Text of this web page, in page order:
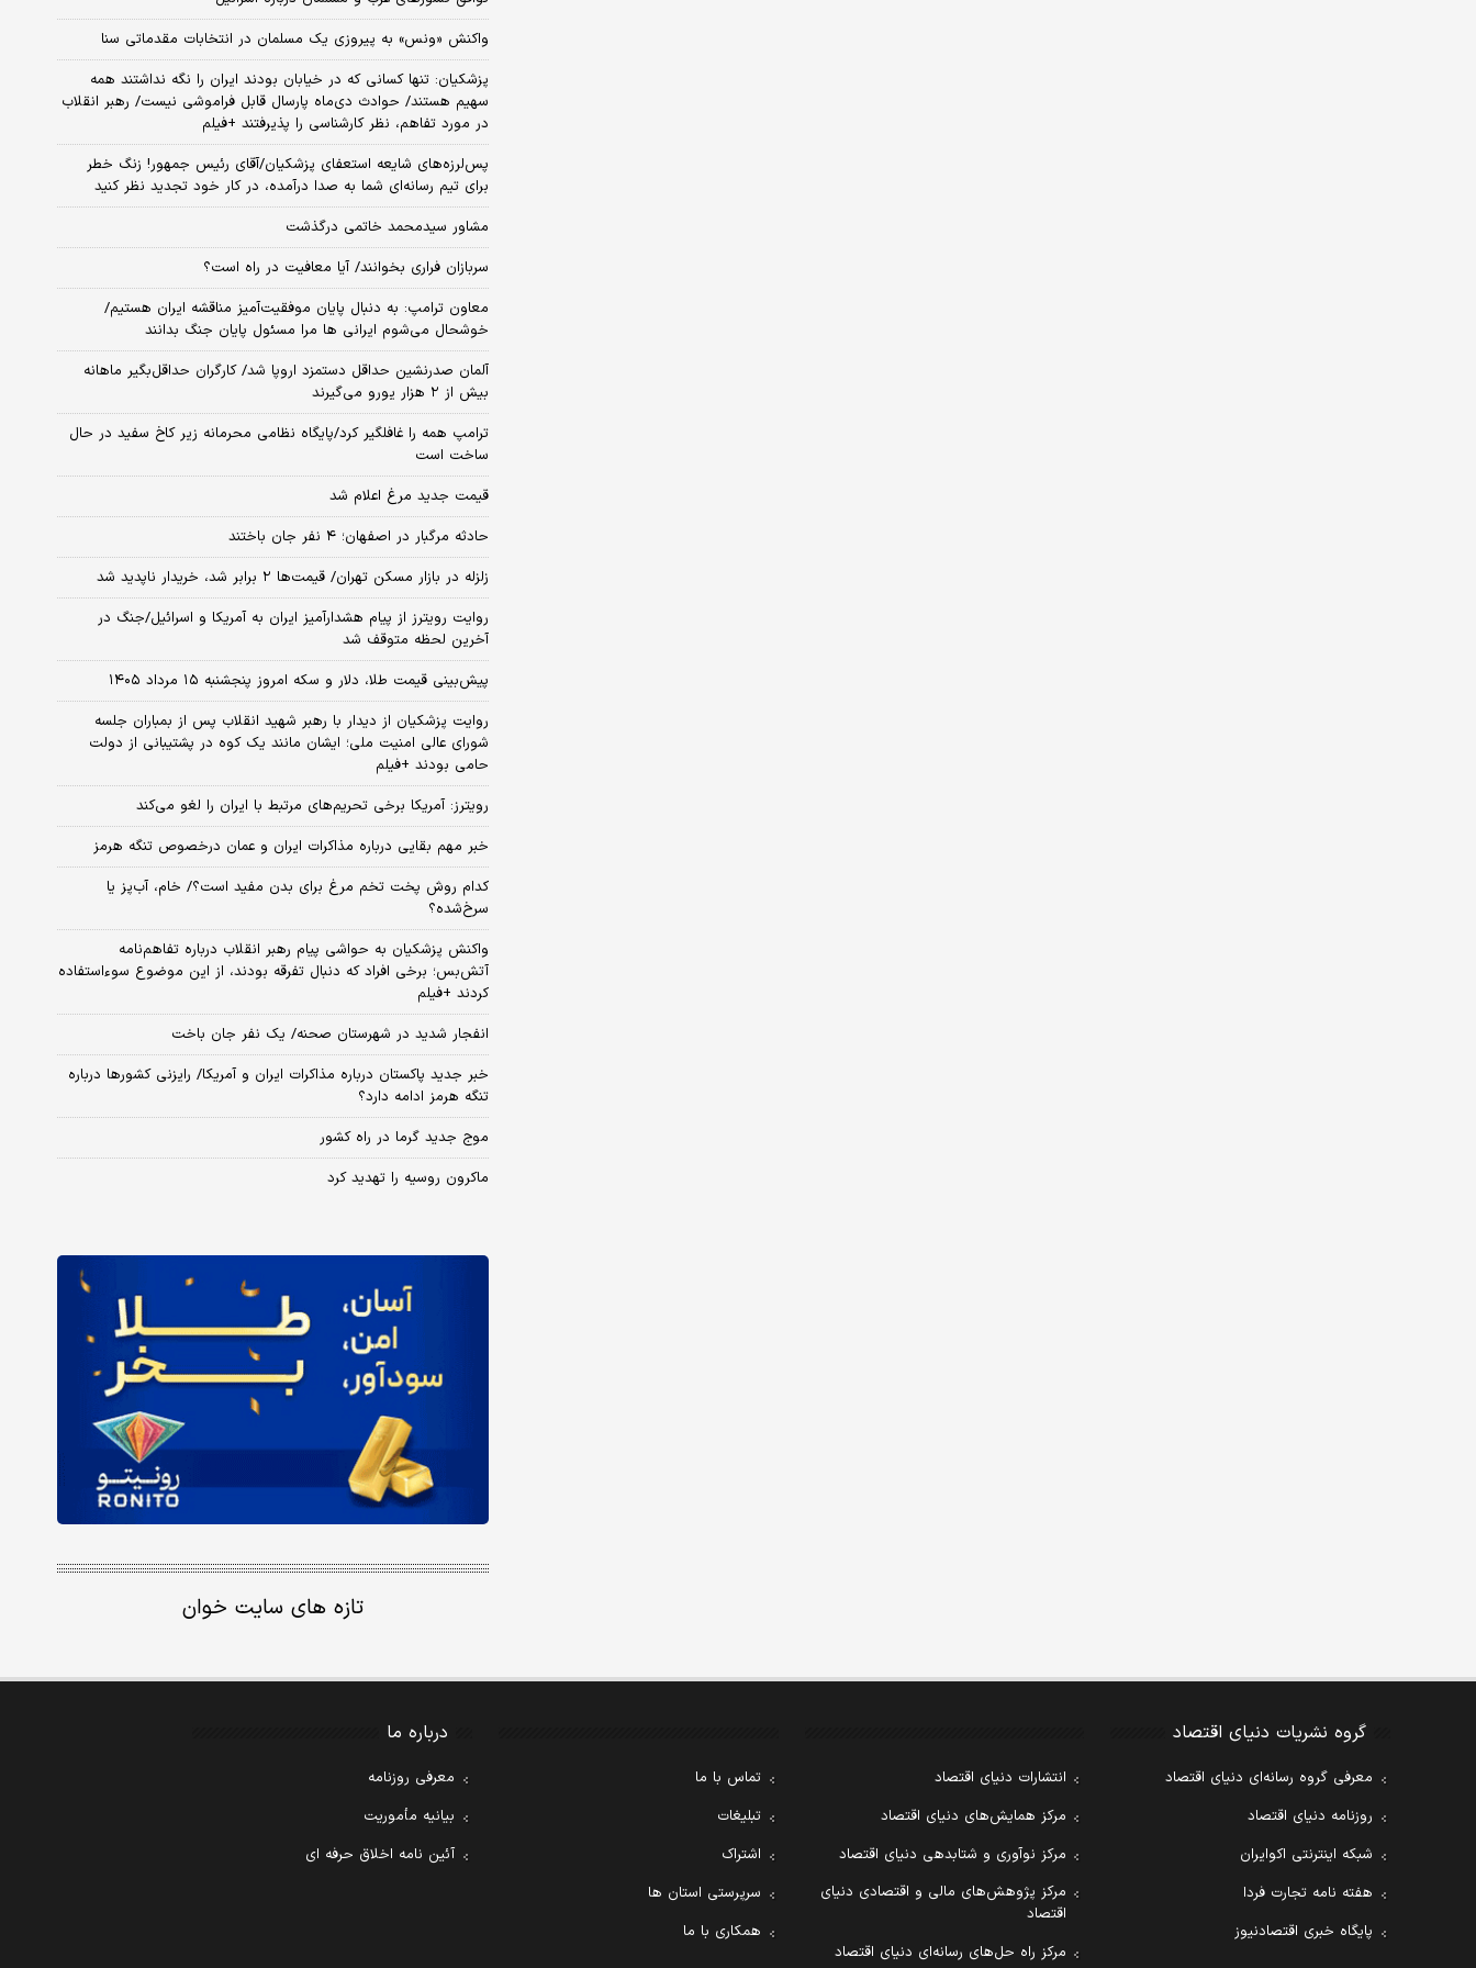
واکنش «ونس» به پیروزی یک مسلمان در انتخابات مقدماتی سنا
پزشکیان: تنها کسانی که در خیابان بودند ایران را نگه نداشتند همه
سهیم هستند/ حوادث دی‌ماه پارسال قابل فراموشی نیست/ رهبر انقلاب
در مورد تفاهم، نظر کارشناسی را پذیرفتند +فیلم
پس‌لرزه‌های شایعه استعفای پزشکیان/آقای رئیس جمهور! زنگ خطر
برای تیم رسانه‌ای شما به صدا درآمده، در کار خود تجدید نظر کنید
مشاور سیدمحمد خاتمی درگذشت
سربازان فراری بخوانند/ آیا معافیت در راه است؟
معاون ترامپ: به دنبال پایان موفقیت‌آمیز مناقشه ایران هستیم/
خوشحال می‌شوم ایرانی ها مرا مسئول پایان جنگ بدانند
آلمان صدرنشین حداقل دستمزد اروپا شد/ کارگران حداقل‌بگیر ماهانه
بیش از ۲ هزار یورو می‌گیرند
ترامپ همه را غافلگیر کرد/پایگاه نظامی محرمانه زیر کاخ سفید در حال
ساخت است
قیمت جدید مرغ اعلام شد
حادثه مرگبار در اصفهان؛ ۴ نفر جان باختند
زلزله در بازار مسکن تهران/ قیمت‌ها ۲ برابر شد، خریدار ناپدید شد
روایت رویترز از پیام هشدارآمیز ایران به آمریکا و اسرائیل/جنگ در
آخرین لحظه متوقف شد
پیش‌بینی قیمت طلا، دلار و سکه امروز پنجشنبه ۱۵ مرداد ۱۴۰۵
روایت پزشکیان از دیدار با رهبر شهید انقلاب پس از بمباران جلسه
شورای عالی امنیت ملی؛ ایشان مانند یک کوه در پشتیبانی از دولت
حامی بودند +فیلم
رویترز: آمریکا برخی تحریم‌های مرتبط با ایران را لغو می‌کند
خبر مهم بقایی درباره مذاکرات ایران و عمان درخصوص تنگه هرمز
کدام روش پخت تخم مرغ برای بدن مفید است؟/ خام، آب‌پز یا
سرخ‌شده؟
واکنش پزشکیان به حواشی پیام رهبر انقلاب درباره تفاهم‌نامه
آتش‌بس؛ برخی افراد که دنبال تفرقه بودند، از این موضوع سوءاستفاده
کردند +فیلم
انفجار شدید در شهرستان صحنه/ یک نفر جان باخت
خبر جدید پاکستان درباره مذاکرات ایران و آمریکا/ رایزنی کشورها درباره
تنگه هرمز ادامه دارد؟
موج جدید گرما در راه کشور
ماکرون روسیه را تهدید کرد
تازه های سایت خوان
گروه نشریات دنیای اقتصاد
معرفی گروه رسانه‌ای دنیای اقتصاد
روزنامه دنیای اقتصاد
شبکه اینترنتی اکوایران
هفته نامه تجارت فردا
پایگاه خبری اقتصادنیوز
انتشارات دنیای اقتصاد
مرکز همایش‌های دنیای اقتصاد
مرکز نوآوری و شتابدهی دنیای اقتصاد
مرکز پژوهش‌های مالی و اقتصادی دنیای
اقتصاد
مرکز راه حل‌های رسانه‌ای دنیای اقتصاد
تماس با ما
تبلیغات
اشتراک
سرپرستی استان ها
همکاری با ما
درباره ما
معرفی روزنامه
بیانیه مأموریت
آئین نامه اخلاق حرفه ای